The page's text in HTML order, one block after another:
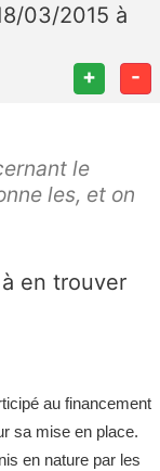
03/2015 à
+ -
le
les, et on
en trouver
au financement
sa mise en place.
en nature par les